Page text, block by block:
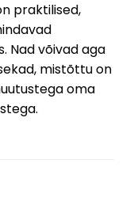
praktilised,
Nad võivad aga
mistõttu on
oma